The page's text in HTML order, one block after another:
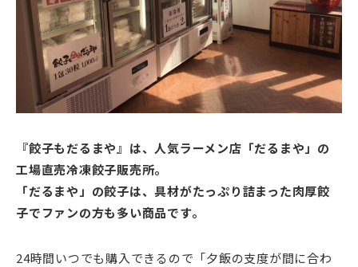
『餃子もだるまや』は、人気ラーメン店「だるまや」の
工場直売冷凍餃子販売所。
「だるまや」の餃子は、具材がたっぷり詰まった肉厚餃
子でファンの方も多い商品です。
24時間いつでも購入できるので「夕飯の支度が間に合わ